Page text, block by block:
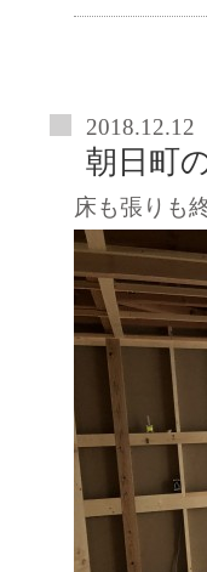
2018.12.12
朝日町
床も張りも